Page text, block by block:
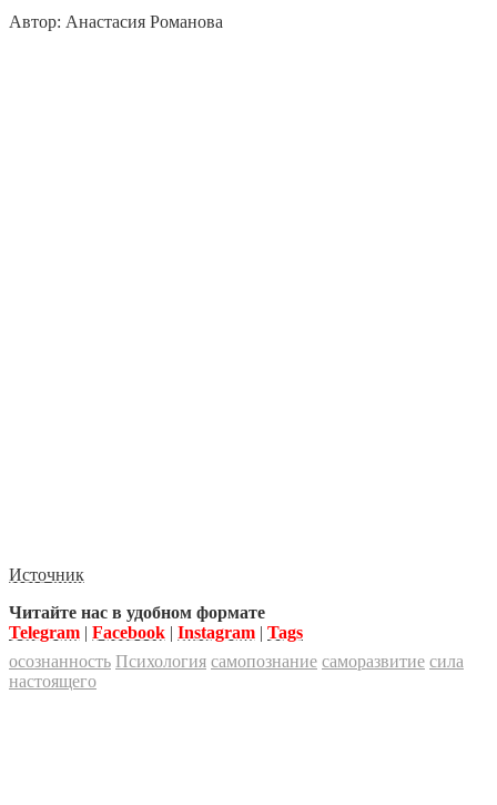
Автор: Анастасия Романова
Источник
Читайте нас в удобном формате
Telegram | Facebook | Instagram | Tags
осознанность Психология самопознание саморазвитие сила
настоящего